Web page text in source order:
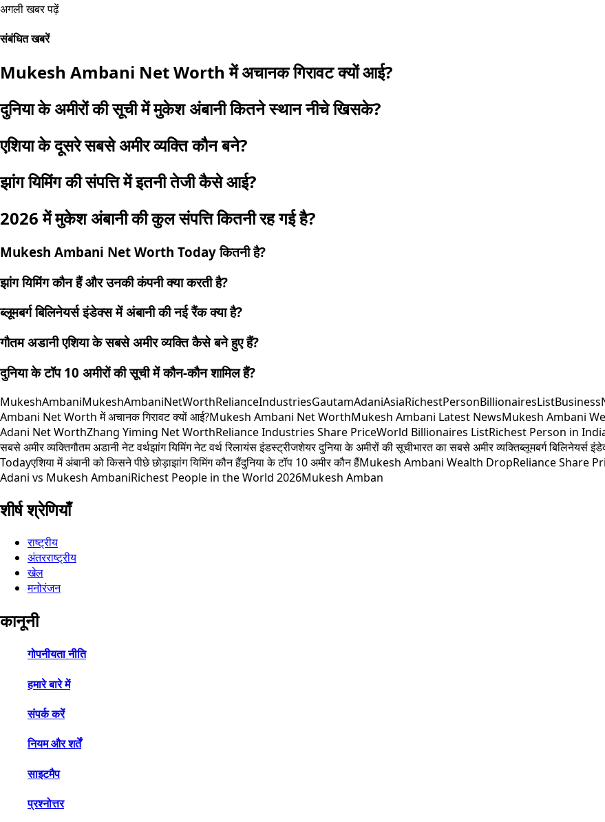
अगली खबर पढ़ें
संबंधित खबरें
Mukesh Ambani Net Worth में अचानक गिरावट क्यों आई?
दुनिया के अमीरों की सूची में मुकेश अंबानी कितने स्थान नीचे खिसके?
एशिया के दूसरे सबसे अमीर व्यक्ति कौन बने?
झांग यिमिंग की संपत्ति में इतनी तेजी कैसे आई?
2026 में मुकेश अंबानी की कुल संपत्ति कितनी रह गई है?
Mukesh Ambani Net Worth Today कितनी है?
झांग यिमिंग कौन हैं और उनकी कंपनी क्या करती है?
ब्लूमबर्ग बिलिनेयर्स इंडेक्स में अंबानी की नई रैंक क्या है?
गौतम अडानी एशिया के सबसे अमीर व्यक्ति कैसे बने हुए हैं?
दुनिया के टॉप 10 अमीरों की सूची में कौन-कौन शामिल हैं?
MukeshAmbaniMukeshAmbaniNetWorthRelianceIndustriesGautamAdaniAsiaRichestPersonBillionairesList
Ambani Net Worth में अचानक गिरावट क्यों आई?Mukesh Ambani Net WorthMukesh Ambani Latest NewsMukesh Ambani
Adani Net WorthZhang Yiming Net WorthReliance Industries Share PriceWorld Billionaires ListRichest Person in
सबसे अमीर व्यक्तिगौतम अडानी नेट वर्थझांग यिमिंग नेट वर्थ रिलायंस इंडस्ट्रीजशेयर दुनिया के अमीरों की सूचीभारत का सबसे अमीर व्यक्तिब्लूमबर्ग बिलिनेयर्स
Todayएशिया में अंबानी को किसने पीछे छोड़ाझांग यिमिंग कौन हैंदुनिया के टॉप 10 अमीर कौन हैंMukesh Ambani Wealth DropReliance Share
Adani vs Mukesh AmbaniRichest People in the World 2026Mukesh Amban
शीर्ष श्रेणियाँ
राष्ट्रीय
अंतरराष्ट्रीय
खेल
मनोरंजन
कानूनी
गोपनीयता नीति
हमारे बारे में
संपर्क करें
नियम और शर्तें
साइटमैप
प्रश्नोत्तर